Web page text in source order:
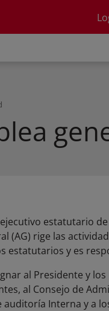
estatutario de
(AG) rige las
estatutarios y es
al Presidente y los
al Consejo de
auditoría Interna y a